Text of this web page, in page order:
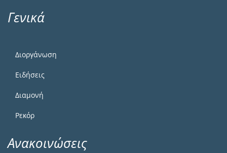
Γενικά
Διοργάνωση
Ειδήσεις
Διαμονή
Ρεκόρ
Ανακοινώσεις